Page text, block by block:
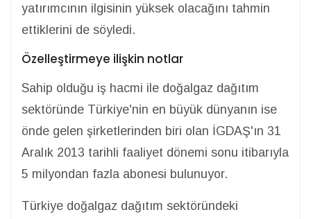
yatırımcının ilgisinin yüksek olacağını tahmin
ettiklerini de söyledi.
Özelleştirmeye ilişkin notlar
Sahip olduğu iş hacmi ile doğalgaz dağıtım
sektöründe Türkiye'nin en büyük dünyanın ise
önde gelen şirketlerinden biri olan İGDAŞ'ın 31
Aralık 2013 tarihli faaliyet dönemi sonu itibarıyla
5 milyondan fazla abonesi bulunuyor.
Türkiye doğalgaz dağıtım sektöründeki